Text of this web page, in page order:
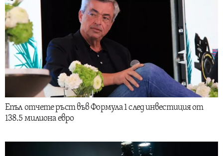
Епъл отчете ръст във Формула 1 след инвестиция от
138.5 милиона евро